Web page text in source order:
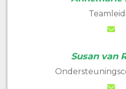
Susan van